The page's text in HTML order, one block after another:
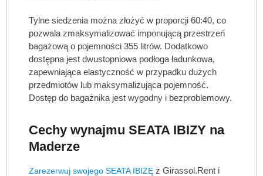
Tylne siedzenia można złożyć w proporcji 60:40, co
pozwala zmaksymalizować imponującą przestrzeń
bagażową o pojemności 355 litrów. Dodatkowo
dostępna jest dwustopniowa podłoga ładunkowa,
zapewniająca elastyczność w przypadku dużych
przedmiotów lub maksymalizująca pojemność.
Dostęp do bagażnika jest wygodny i bezproblemowy.
Cechy wynajmu SEATA IBIZY na
Maderze
Zarezerwuj swojego SEATA IBIZĘ z Girassol.Rent i